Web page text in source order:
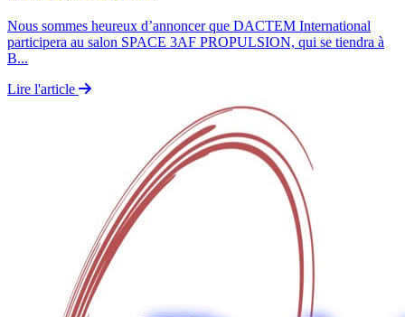
Nous sommes heureux d’annoncer que DACTEM International
participera au salon SPACE 3AF PROPULSION, qui se tiendra à
B...
Lire l'article